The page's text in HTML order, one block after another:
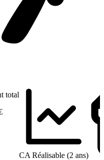
total
CA Réalisable (2 ans)